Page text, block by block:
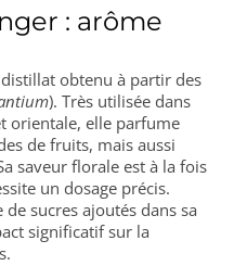
: arôme
distillat obtenu à partir des
). Très utilisée dans
orientale, elle parfume
de fruits, mais aussi
saveur florale est à la fois
un dosage précis.
sucres ajoutés dans sa
significatif sur la